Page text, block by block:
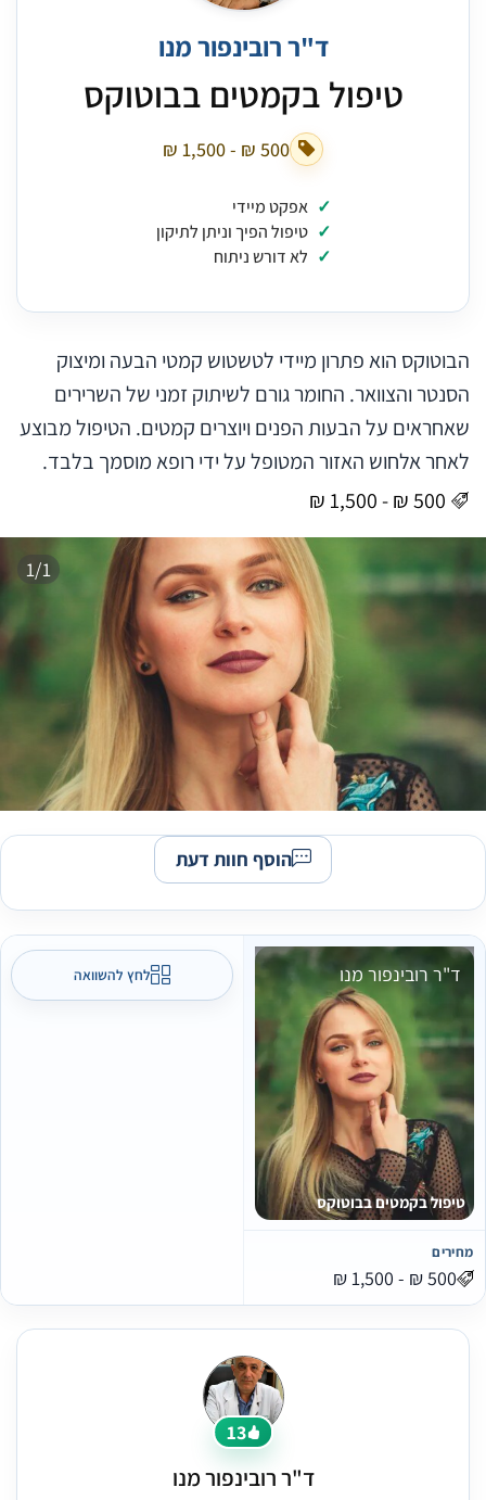
ד"ר רובינפור מנו
טיפול בקמטים בבוטוקס
‏500 ₪ - ‏1,500 ₪
אפקט מיידי
טיפול הפיך וניתן לתיקון
לא דורש ניתוח
הבוטוקס הוא פתרון מיידי לטשטוש קמטי הבעה ומיצוק
הסנטר והצוואר. החומר גורם לשיתוק זמני של השרירים
שאחראים על הבעות הפנים ויוצרים קמטים. הטיפול מבוצע
לאחר אלחוש האזור המטופל על ידי רופא מוסמך בלבד.
1/1
הוסף חוות דעת
לחץ להשוואה ד"ר רובינפור מנו
טיפול בקמטים בבוטוקס
מחירים
13
ד"ר רובינפור מנו